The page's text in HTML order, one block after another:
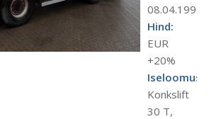
08.04.1997
Hind:
EUR
+20%
Iseloomustus:
Konkslift
30 T,